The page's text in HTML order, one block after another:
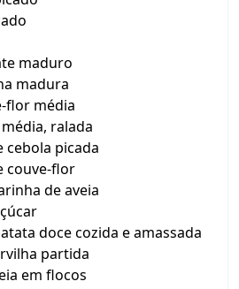
maduro
madura
flor média
ralada
cebola picada
couve-flor
de aveia
doce cozida e amassada
partida
em flocos